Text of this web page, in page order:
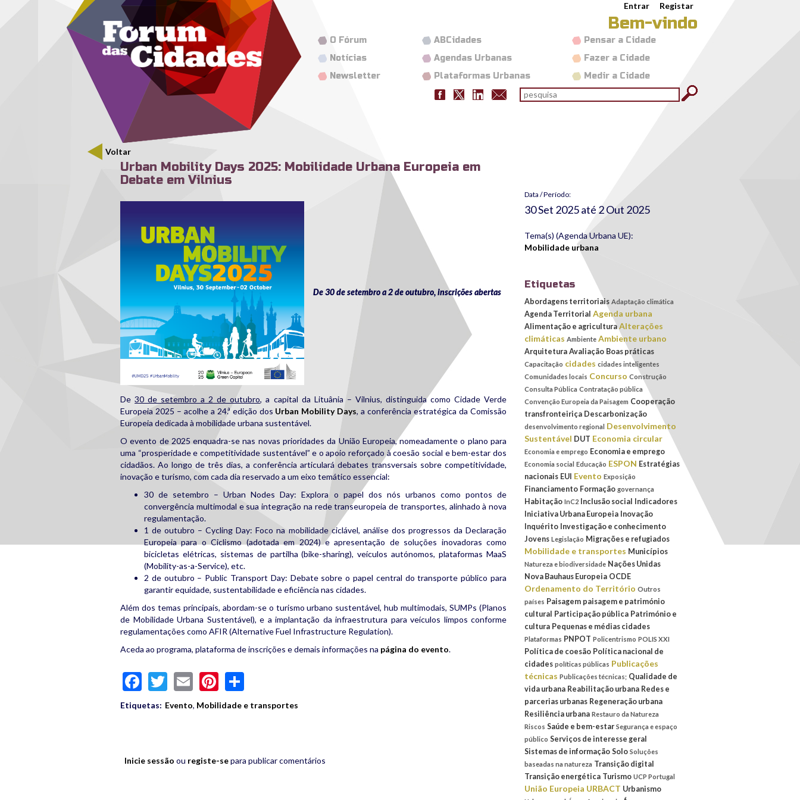
Passar para o conteúdo principalMenu secundário Entrar Registar
Bem-vindo
Pensar a Cidade
Fazer a Cidade
Medir a Cidade
ABCidades
Agendas Urbanas
Plataformas Urbanas
O Fórum
Notícias
Newsletter
Formulário de pesquisa
pesquisar
Voltar
Urban Mobility Days 2025: Mobilidade Urbana Europeia em
Debate em Vilnius
De 30 de setembro a 2 de outubro, inscrições abertas
De30 de setembro a 2 de outubro, a capital da Lituânia – Vilnius, distinguida como Cidade Verde
Europeia 2025 – acolhe a 24.ª edição dos Urban Mobility Days, a conferência estratégica da Comissão
Europeia dedicada à mobilidade urbana sustentável.
O evento de 2025 enquadra-se nas novas prioridades da União Europeia, nomeadamente o plano para
uma “prosperidade e competitividade sustentável” e o apoio reforçado à coesão social e bem-estar dos
cidadãos. Ao longo de três dias, a conferência articulará debates transversais sobre competitividade,
inovação e turismo, com cada dia reservado a um eixo temático essencial:
30 de setembro – Urban Nodes Day: Explora o papel dos nós urbanos como pontos de
convergência multimodal e sua integração na rede transeuropeia de transportes, alinhado à nova
regulamentação.
1 de outubro – Cycling Day: Foco na mobilidade ciclável, análise dos progressos da Declaração
Europeia para o Ciclismo (adotada em 2024) e apresentação de soluções inovadoras como
bicicletas elétricas, sistemas de partilha (bike-sharing), veículos autónomos, plataformas MaaS
(Mobility-as-a-Service), etc.
2 de outubro – Public Transport Day: Debate sobre o papel central do transporte público para
garantir equidade, sustentabilidade e eficiência nas cidades.
Além dos temas principais, abordam-se o turismo urbano sustentável, hub multimodais, SUMPs (Planos
de Mobilidade Urbana Sustentável), e a implantação da infraestrutura para veículos limpos conforme
regulamentações como AFIR (Alternative Fuel Infrastructure Regulation).
Aceda ao programa, plataforma de inscrições e demais informações na página do evento.
Facebook
Twitter
EmailPinterest
Etiquetas: Evento, Mobilidade e transportes
Inicie sessão ou registe-separa publicar comentários
Data / Período:
30 Set 2025até 2 Out 2025
Tema(s) (Agenda Urbana UE):
Mobilidade urbana
Etiquetas
Abordagens territoriais Adaptação climática
Agenda Territorial Agenda urbana
Alimentação e agricultura Alterações
climáticas Ambiente Ambiente urbano
Arquitetura Avaliação Boas práticas
Capacitação cidades cidades inteligentes
Comunidades locais Concurso Construção
Consulta Pública Contratação pública
Convenção Europeia da Paisagem Cooperação
transfronteiriça Descarbonização
desenvolvimento regional Desenvolvimento
Sustentável DUT Economia circular
Economia e emprego Economia e emprego
Economia social Educação ESPON Estratégias
nacionais EUI Evento Exposição
Financiamento Formação governança
Habitação InC2 Inclusão social
Indicadores
Iniciativa Urbana Europeia Inovação
Inquérito Investigação e conhecimento
Jovens Legislação Migrações e refugiados
Mobilidade e transportes Municípios
Natureza e biodiversidade Nações Unidas
Nova Bauhaus Europeia OCDE
Ordenamento do Território Outros
países Paisagem paisagem e património
cultural Participação pública Património e
cultura Pequenas e médias cidades
Plataformas PNPOT Policentrismo POLIS XXI
Política de coesão Política nacional de
cidades políticas públicas Publicações
técnicas Publicações técnicas; Qualidade de
vida urbana Reabilitação urbana Redes e
parcerias urbanas Regeneração urbana
Resiliência urbana Restauro da Natureza
Riscos Saúde e bem-estar Segurança e espaço
público Serviços de interesse geral
Sistemas de informação Solo Soluções
baseadas na natureza Transição digital
Transição energética Turismo UCP Portugal
União Europeia URBACT Urbanismo